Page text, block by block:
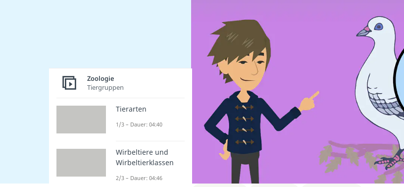
Zoologie
Tiergruppen
Tierarten
1/3 – Dauer: 04:40
Wirbeltiere und
Wirbeltierklassen
2/3 – Dauer: 04:46